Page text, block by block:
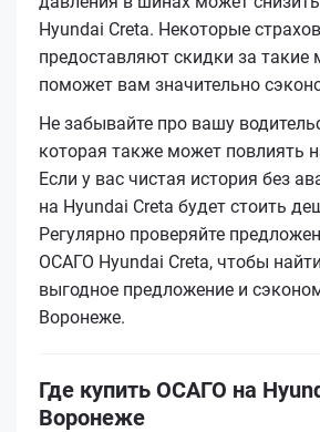
Hyundai Creta. Некоторые
предоставляют скидки за такие
поможет вам значительно
Не забывайте про вашу
которая также может повлиять
Если у вас чистая история без
на Hyundai Creta будет стоить
Регулярно проверяйте
ОСАГО Hyundai Creta, чтобы
выгодное предложение и
Воронеже.
Где купить ОСАГО на
Воронеже